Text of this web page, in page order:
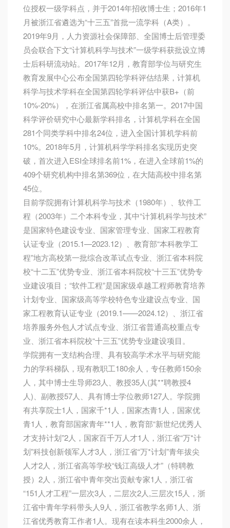
位授权一级学科点，并于2014年招收博士生；2016年1
月被浙江省遴选为“十三五”首批一流学科（A类）。
2019年9月，人力资源社会保障部、全国博士后管理委
员会联合下文“计算机科学与技术”一级学科获批设立博
士后科研流动站。2017年12月，教育部学位与研究生
教育发展中心公布全国第四轮学科评估结果，计算机
科学与技术学科在全国第四轮学科评估中获B+（前
10%-20%），在浙江省属高校中排名第一。2017中国
科学评价研究中心最新学科排名，计算机学科在全国
281个同类学科中排名24位，进入全国计算机学科前
10%。2018年5月，计算机科学学科排名实现历史突
破，首次进入ESI全球排名前1%，在进入全球前1%的
409个研究机构中排名第369位，在大陆高校中排名第
45位。
目前学院拥有计算机科学与技术（1980年）、软件工
程（2003年）二个本科专业，其中“计算机科学与技术”
是国家特色建设专业、国家管理专业、国家工程教育
认证专业（2015.1—2023.12）、教育部“本科教学工
程”地方高校第一批综合改革试点专业、浙江省本科院
校“十二五”优势专业、浙江省本科院校“十三五”优势专
业建设项目；“软件工程”是国家级卓越工程师教育培养
计划专业、国家级高等学校特色专业建设点专业、国
家工程教育认证专业（2019.1——2024.12）、浙江省
培养服务外包人才试点专业、浙江省普通高校重点专
业、浙江省本科院校“十三五”优势专业建设项目。
学院拥有一支结构合理、具有较高学术水平与研究能
力的学科梯队，现有教职工180余人，专任教师150余
人，其中博士生导师23人、教授35人(其**聘教授4
人)、副教授57人、具有博士学位教师127人。学院拥
有共享院士1人，国家千*1人，国家杰青1人，国家优
青1人，教育部国家青年**1人，教育部“新世纪优秀人
才支持计划”2人，国家百千万人才1人，浙江省“万*计
划”科技创新领军人才3人，浙江省“万*计划”青年拔尖
人才2人，浙江省高等学校“钱江高级人才”（特聘教
授）2人，浙江省中青年突出贡献专家1人，浙江省
“151人才工程”一层次3人，二层次2人,三层次15人，浙
江省中青年学科带头人9人，浙江省教学名师1人、浙
江省优秀教育工作者1人。现有在读本科生2000余人，